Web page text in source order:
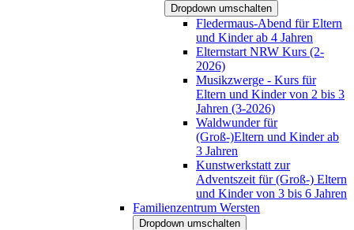
Dropdown umschalten
Fledermaus-Abend für Eltern
und Kinder ab 4 Jahren
Elternstart NRW Kurs (2-
2026)
Musikzwerge - Kurs für
Eltern und Kinder von 2 bis 3
Jahren (3-2026)
Waldwunder für
(Groß-)Eltern und Kinder ab
3 Jahren
Kunstwerkstatt zur
Adventszeit für (Groß-) Eltern
und Kinder von 3 bis 6 Jahren
Familienzentrum Wersten
Dropdown umschalten